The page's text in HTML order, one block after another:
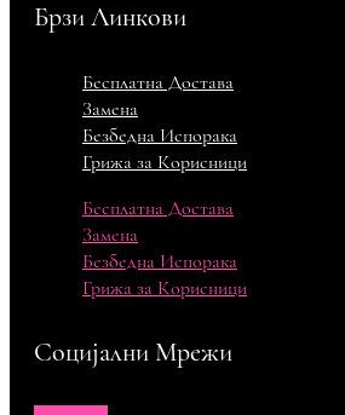
Брзи Линкови
Бесплатна Достава
Замена
Безбедна Испорака
Грижа за Корисници
Бесплатна Достава
Замена
Безбедна Испорака
Грижа за Корисници
Социјални Мрежи